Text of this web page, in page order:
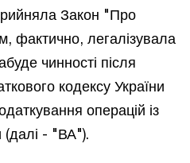
Закон "Про
фактично, легалізувала
чинності після
кодексу України
операцій із
(далі - "ВА").